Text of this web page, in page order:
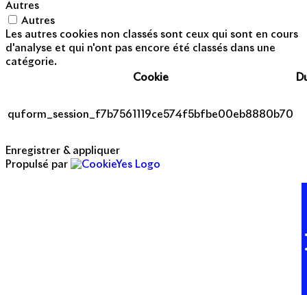
Autres
Autres
Les autres cookies non classés sont ceux qui sont en cours
d'analyse et qui n'ont pas encore été classés dans une
catégorie.
Cookie
quform_session_f7b7561119ce574f5bfbe00eb8880b70
Enregistrer & appliquer
Propulsé par